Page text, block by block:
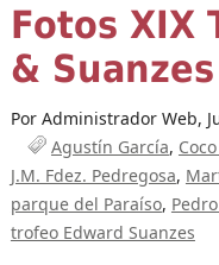
Fotos XIX
&
Por Administrador Web,
Agustín García
J.M. Fdez. Pedregosa
parque del Paraíso
trofeo Edward Suanzes